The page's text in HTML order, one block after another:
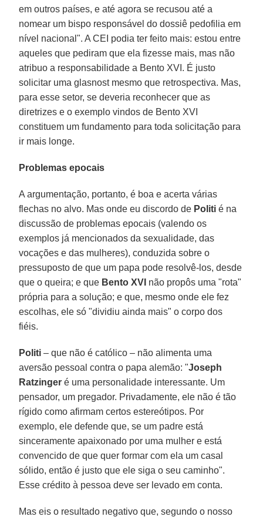
em outros países, e até agora se recusou até a
nomear um bispo responsável do dossiê pedofilia em
nível nacional". A CEI podia ter feito mais: estou entre
aqueles que pediram que ela fizesse mais, mas não
atribuo a responsabilidade a Bento XVI. É justo
solicitar uma glasnost mesmo que retrospectiva. Mas,
para esse setor, se deveria reconhecer que as
diretrizes e o exemplo vindos de Bento XVI
constituem um fundamento para toda solicitação para
ir mais longe.
Problemas epocais
A argumentação, portanto, é boa e acerta várias
flechas no alvo. Mas onde eu discordo de Politi é na
discussão de problemas epocais (valendo os
exemplos já mencionados da sexualidade, das
vocações e das mulheres), conduzida sobre o
pressuposto de que um papa pode resolvê-los, desde
que o queira; e que Bento XVI não propôs uma "rota"
própria para a solução; e que, mesmo onde ele fez
escolhas, ele só "dividiu ainda mais" o corpo dos
fiéis.
Politi – que não é católico – não alimenta uma
aversão pessoal contra o papa alemão: "Joseph
Ratzinger é uma personalidade interessante. Um
pensador, um pregador. Privadamente, ele não é tão
rígido como afirmam certos estereótipos. Por
exemplo, ele defende que, se um padre está
sinceramente apaixonado por uma mulher e está
convencido de que quer formar com ela um casal
sólido, então é justo que ele siga o seu caminho".
Esse crédito à pessoa deve ser levado em conta.
Mas eis o resultado negativo que, segundo o nosso